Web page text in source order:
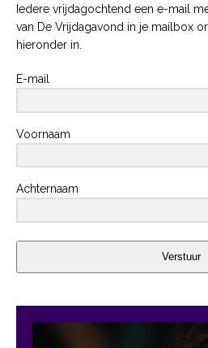
Iedere vrijdagochtend een e-mail
van De Vrijdagavond in je mailbox
hieronder in.
E-mail
Voornaam
Achternaam
Verstuur